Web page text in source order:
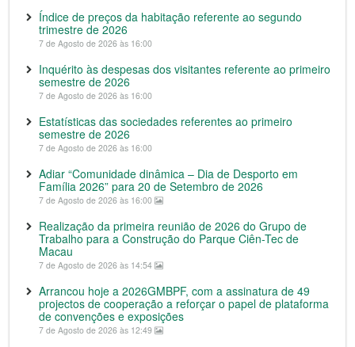
Índice de preços da habitação referente ao segundo
trimestre de 2026
7 de Agosto de 2026 às 16:00
Inquérito às despesas dos visitantes referente ao primeiro
semestre de 2026
7 de Agosto de 2026 às 16:00
Estatísticas das sociedades referentes ao primeiro
semestre de 2026
7 de Agosto de 2026 às 16:00
Adiar “Comunidade dinâmica – Dia de Desporto em
Família 2026” para 20 de Setembro de 2026
7 de Agosto de 2026 às 16:00
Realização da primeira reunião de 2026 do Grupo de
Trabalho para a Construção do Parque Ciên-Tec de
Macau
7 de Agosto de 2026 às 14:54
Arrancou hoje a 2026GMBPF, com a assinatura de 49
projectos de cooperação a reforçar o papel de plataforma
de convenções e exposições
7 de Agosto de 2026 às 12:49